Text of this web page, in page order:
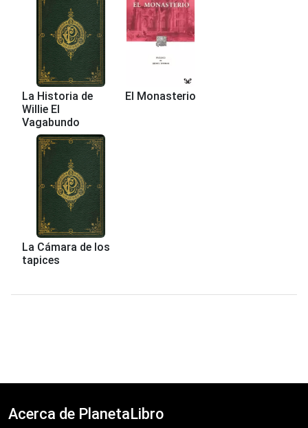
La Historia de
Willie El
Vagabundo
El Monasterio
La Cámara de los
tapices
Acerca de PlanetaLibro